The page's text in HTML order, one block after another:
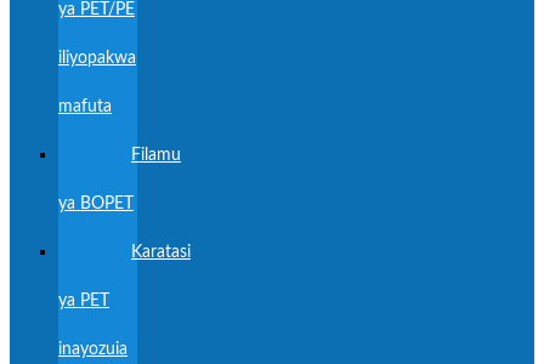
ya PET/PE
iliyopakwa
mafuta
Filamu
ya BOPET
Karatasi
ya PET
inayozuia